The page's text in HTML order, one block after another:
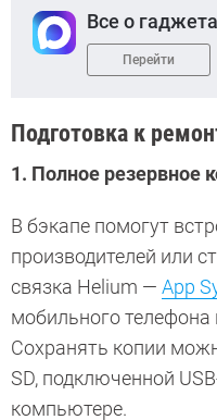
Все о
Перейти
Подготовка к
1. Полное резервное
В бэкапе помогут
производителей или
связка Helium — App
мобильного телефона
Сохранять копии
SD, подключенной
компьютере.